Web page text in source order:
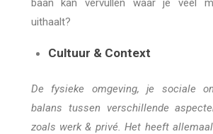
baan kan vervullen waar je veel
uithaalt?
Cultuur & Context
De fysieke omgeving, je sociale
balans tussen verschillende
zoals werk & privé. Het heeft